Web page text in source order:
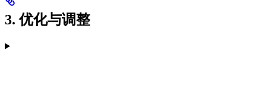
3. 优化与调整